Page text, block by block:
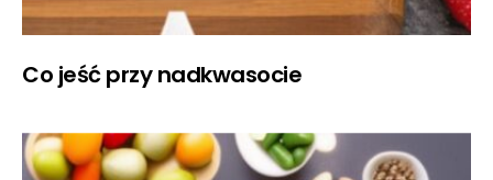
Co jeść przy nadkwasocie